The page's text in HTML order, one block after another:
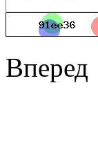
Вперед